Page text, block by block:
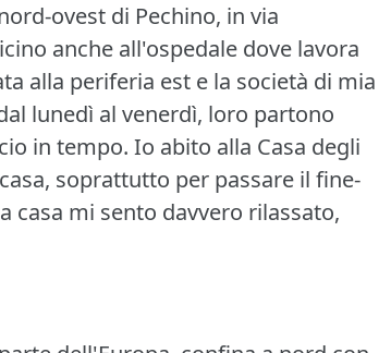
ovest di Pechino, in via
anche all'ospedale dove lavora
alla periferia est e la società di mia
lunedì al venerdì, loro partono
in tempo. Io abito alla Casa degli
soprattutto per passare il fine-
casa mi sento davvero rilassato,